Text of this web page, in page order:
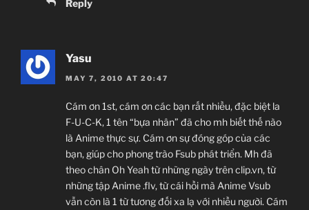
Reply
Yasu
MAY 7, 2010 AT 20:47
Cám ơn 1st, cám ơn các bạn rất nhiều, đặc biệt la
F-U-C-K, 1 tên “bựa nhân” đã cho mh biết thế nào
là Anime thực sự. Cám ơn sự đóng góp của các
bạn, giúp cho phong trào Fsub phát triển. Mh đã
theo chân Oh Yeah từ những ngày trên clip.vn, từ
những tập Anime .flv, từ cái hồi mà Anime Vsub
vẫn còn là 1 từ tương đối xa lạ với nhiều người. Cám